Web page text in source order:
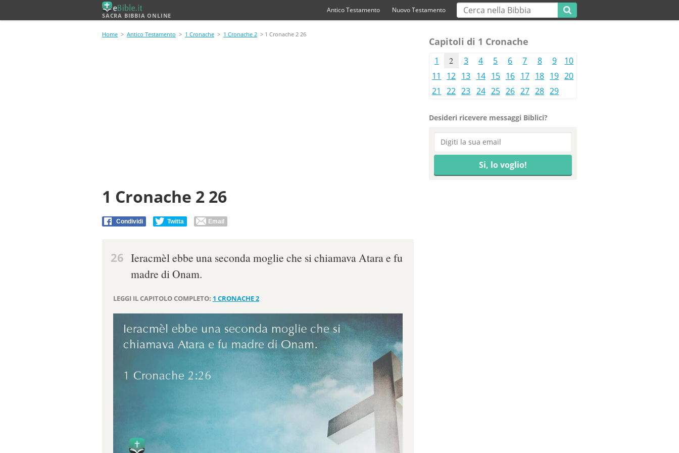
SACRA BIBBIA ONLINE
Antico Testamento Nuovo Testamento
Home > Antico Testamento > 1 Cronache > 1 Cronache 2 > 1 Cronache 2 26
1 Cronache 2 26
Condividi Twitta Email
26 Ieracmèl ebbe una seconda moglie che si chiamava Atara e fu
madre di Onam.
LEGGI IL CAPITOLO COMPLETO: 1 CRONACHE 2
Capitoli di 1 Cronache
1 2 3 4 5 6 7 8 9
10
11
12 13 14 15 16 17 18 19 20
21
22 23 24 25 26 27 28 29
Desideri ricevere messaggi Biblici?